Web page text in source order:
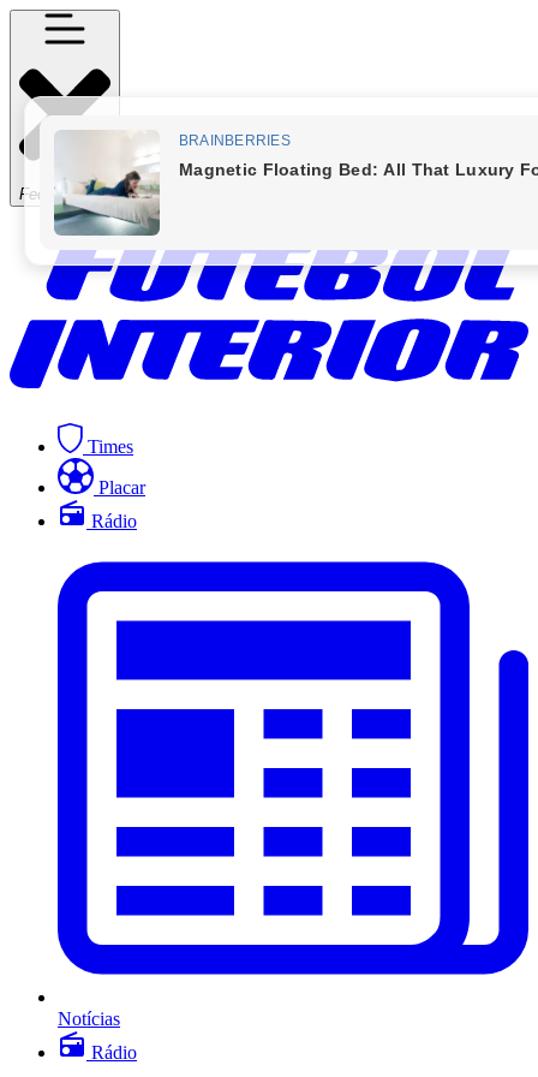
Fechar Menu
Times
Placar
Rádio
Notícias
Rádio